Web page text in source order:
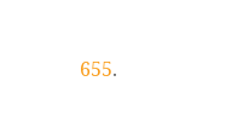
655.